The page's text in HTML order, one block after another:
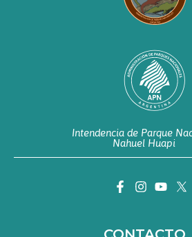
Intendencia de Parque
Nahuel Huapi